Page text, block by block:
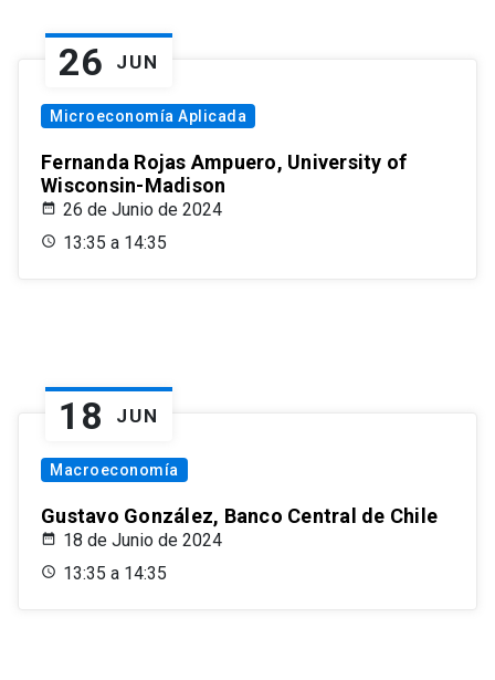
26 JUN
Microeconomía Aplicada
Fernanda Rojas Ampuero, University of
Wisconsin-Madison
26 de Junio de 2024
13:35 a 14:35
18 JUN
Macroeconomía
Gustavo González, Banco Central de Chile
18 de Junio de 2024
13:35 a 14:35